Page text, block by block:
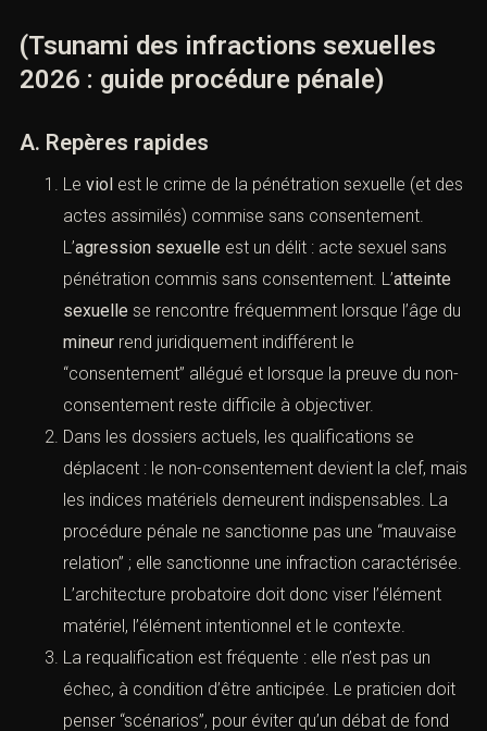
II. Qualifier : duviolà l’atteinte
sexuelle, sans surqualification
(Tsunami des infractions sexuelles
2026 : guide procédure pénale)
A. Repères rapides
Leviolest le crime de la pénétration sexuelle (et
des actes assimilés) commise sans
consentement. L’agression sexuelle est un délit :
acte sexuel sans pénétration commis sans
consentement. L’atteinte sexuellese rencontre
fréquemment lorsque l’âge dumineurrend
juridiquement indifférent le “consentement” allégué
et lorsque la preuve du non-consentement reste
difficile à objectiver.
Dans les dossiers actuels, les qualifications se
déplacent : le non-consentement devient la clef,
mais les indices matériels demeurent
indispensables. La procédure pénale ne
sanctionne pas une “mauvaise relation” ; elle